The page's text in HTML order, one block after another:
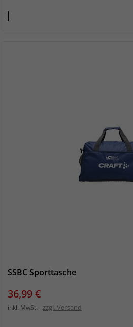
SSBC Sporttasche
Preis
36,99 €
inkl. MwSt. zzgl. Versand